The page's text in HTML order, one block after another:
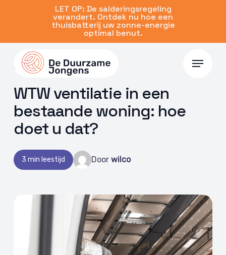
content
LET OP: De salderingsregeling
verandert. Ontdek nu hoe een
thuisbatterij uw zonne-energie
optimal benut.
Menu
05 feb 2026 | Algemeen
WTW ventilatie in een
bestaande woning: hoe
doet u dat?
3 min leestijd Doorwilco